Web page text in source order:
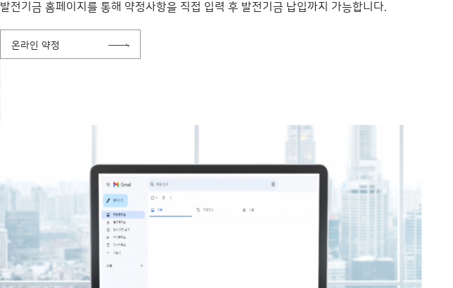
발전기금 홈페이지를 통해 약정사항을 직접 입력 후 발전기금 납입까지 가능합니다.
온라인 약정